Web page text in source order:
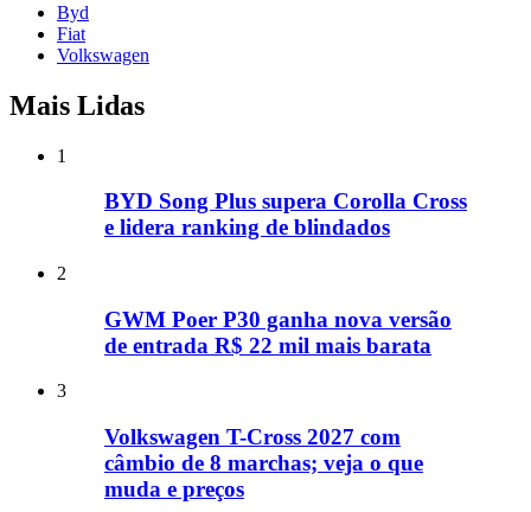
Byd
Fiat
Volkswagen
Mais Lidas
1
BYD Song Plus supera Corolla Cross
e lidera ranking de blindados
2
GWM Poer P30 ganha nova versão
de entrada R$ 22 mil mais barata
3
Volkswagen T-Cross 2027 com
câmbio de 8 marchas; veja o que
muda e preços